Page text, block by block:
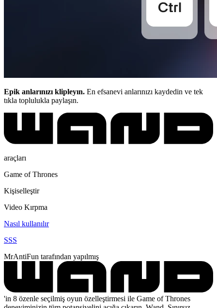
Epik anlarınızı klipleyın. En efsanevi anlarınızı kaydedin ve tek
tıkla toplulukla paylaşın.
araçları
Game of Thrones
Kişiselleştir
Video Kırpma
Nasıl kullanılır
SSS
MrAntiFun tarafından yapılmış
'in 8 özenle seçilmiş oyun özelleştirmesi ile Game of Thrones